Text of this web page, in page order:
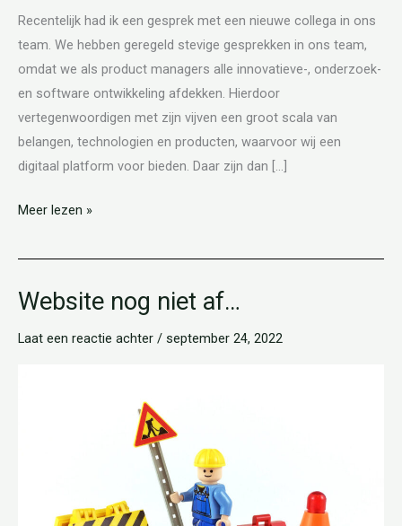
Recentelijk had ik een gesprek met een nieuwe collega in ons
team. We hebben geregeld stevige gesprekken in ons team,
omdat we als product managers alle innovatieve-, onderzoek-
en software ontwikkeling afdekken. Hierdoor
vertegenwoordigen met zijn vijven een groot scala van
belangen, technologien en producten, waarvoor wij een
digitaal platform voor bieden. Daar zijn dan […]
Meer lezen »
Website nog niet af…
Laat een reactie achter / september 24, 2022
Website
niet